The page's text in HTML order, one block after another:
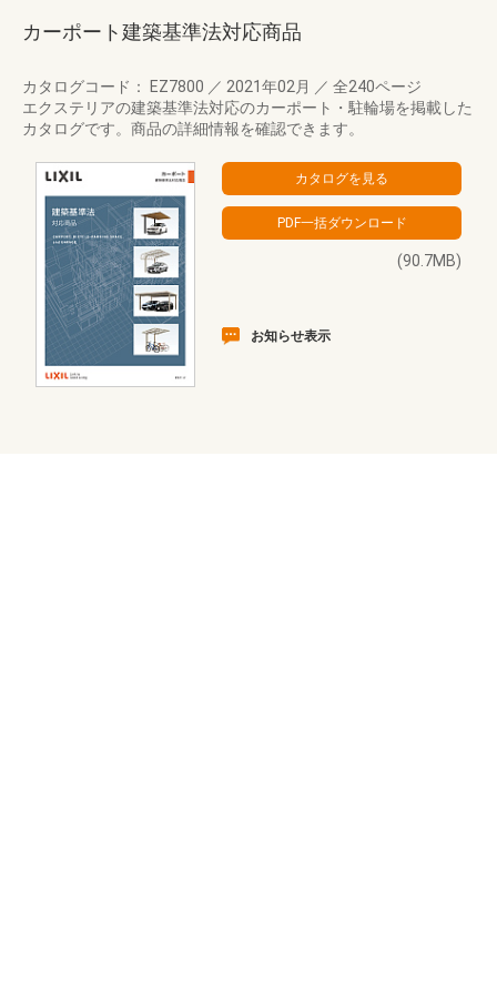
カーポート建築基準法対応商品
カタログコード： EZ7800 ／ 2021年02月 ／ 全240ページ
エクステリアの建築基準法対応のカーポート・駐輪場を掲載した
カタログです。商品の詳細情報を確認できます。
(90.7MB)
お知らせ表示